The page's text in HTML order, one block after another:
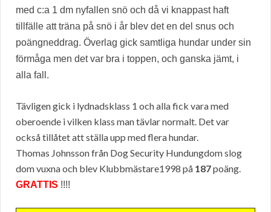
med c:a 1 dm nyfallen snö och då vi knappast haft
tillfälle att träna på snö i år blev det en del snus och
poängneddrag. Överlag gick samtliga hundar under sin
förmåga men det var bra i toppen, och ganska jämt, i
alla fall.
Tävligen gick i lydnadsklass 1 och alla fick vara med
oberoende i vilken klass man tävlar normalt. Det var
också tillåtet att ställa upp med flera hundar.
Thomas Johnsson från Dog Security Hundungdom slog
dom vuxna och blev Klubbmästare1998 på 187poäng.
GRATTIS !!!!